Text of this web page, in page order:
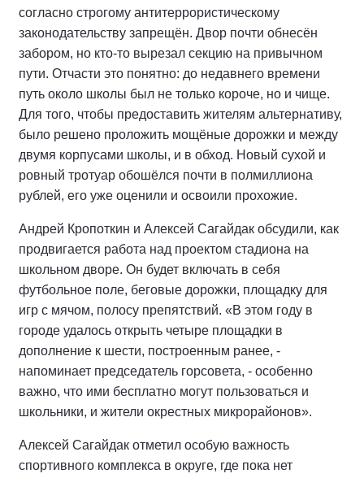
согласно строгому антитеррористическому
законодательству запрещён. Двор почти обнесён
забором, но кто-то вырезал секцию на привычном
пути. Отчасти это понятно: до недавнего времени
путь около школы был не только короче, но и чище.
Для того, чтобы предоставить жителям альтернативу,
было решено проложить мощёные дорожки и между
двумя корпусами школы, и в обход. Новый сухой и
ровный тротуар обошёлся почти в полмиллиона
рублей, его уже оценили и освоили прохожие.
Андрей Кропоткин и Алексей Сагайдак обсудили, как
продвигается работа над проектом стадиона на
школьном дворе. Он будет включать в себя
футбольное поле, беговые дорожки, площадку для
игр с мячом, полосу препятствий. «В этом году в
городе удалось открыть четыре площадки в
дополнение к шести, построенным ранее, -
напоминает председатель горсовета, - особенно
важно, что ими бесплатно могут пользоваться и
школьники, и жители окрестных микрорайонов».
Алексей Сагайдак отметил особую важность
спортивного комплекса в округе, где пока нет